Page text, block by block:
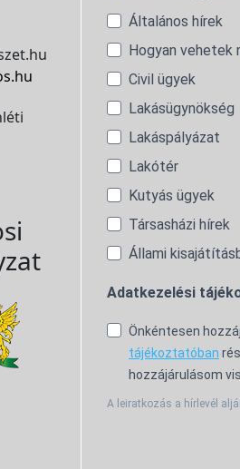
Általános hírek
Hogyan vehetek
Civil ügyek
Lakásügynökség
Lakáspályázat
Lakótér
Kutyás ügyek
Társasházi hírek
Állami
Adatkezelési
Önkéntesen
tájékoztatóban
hozzájárulásom
A leiratkozás a hírlevél